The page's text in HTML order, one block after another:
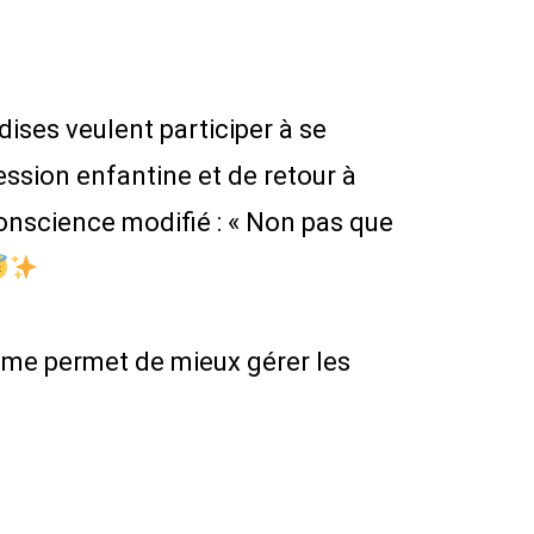
veulent participer à se
enfantine et de retour à
modifié : « Non pas que
permet de mieux gérer les